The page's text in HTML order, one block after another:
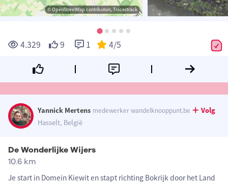
© OpenStreetMap contributors, Tracestrack
4.329 9 1 4/5
Yannick Mertens medewerker wandelknooppunt.be
Volg
Hasselt, België
De Wonderlijke Wijers
10.6 km
Je start in Domein Kiewit en stapt richting Bokrijk door het Land